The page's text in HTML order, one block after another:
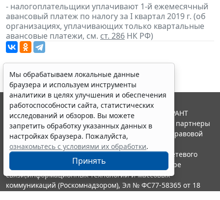
- налогоплательщики уплачивают 1-й ежемесячный
авансовый платеж по налогу за I квартал 2019 г. (об
организациях, уплачивающих только квартальные
авансовые платежи, см. ст. 286 НК РФ)
Мы обрабатываем локальные данные
браузера и используем инструменты
аналитики в целях улучшения и обеспечения
работоспособности сайта, статистических
исследований и обзоров. Вы можете
запретить обработку указанных данных в
настройках браузера. Пожалуйста,
ознакомьтесь с условиями их обработки.
Принять
© ООО "НПП "ГАРАНТ-СЕРВИС", 2026. Система ГАРАНТ
выпускается с 1990 года. Компания "Гарант" и ее партнеры
являются участниками Российской ассоциации правовой
информации ГАРАНТ.
Портал ГАРАНТ.РУ зарегистрирован в качестве сетевого
издания Федеральной службой по надзору в сфере
связи,информационных технологий и массовых
коммуникаций (Роскомнадзором), Эл № ФС77-58365 от 18